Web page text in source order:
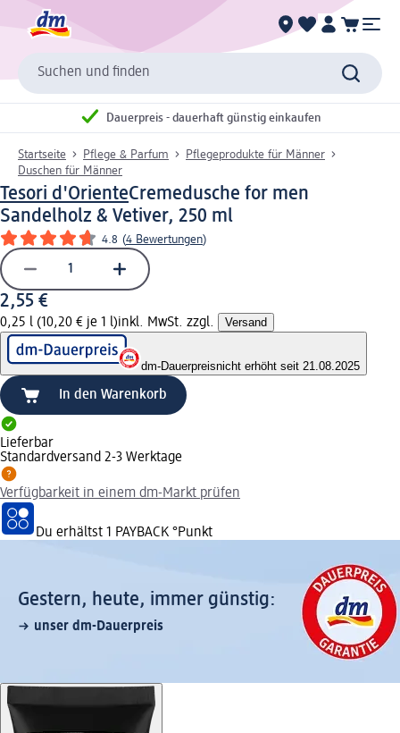
Suchen und finden
Dauerpreis - dauerhaft günstig einkaufen
Startseite Pflege & Parfum
Pflegeprodukte für Männer
Duschen für Männer
Tesori d'OrienteCremedusche for men
Sandelholz & Vetiver, 250 ml
4.8 (4 Bewertungen)
2,55 €
0,25 l (10,20 € je 1 l)inkl. MwSt. zzgl. Versand
dm-Dauerpreisnicht erhöht seit 21.08.2025
In den Warenkorb
Lieferbar
Standardversand 2-3 Werktage
Verfügbarkeit in einem dm-Markt prüfen
Du erhältst 1 PAYBACK °Punkt
Gestern, heute, immer günstig:
unser dm-Dauerpreis